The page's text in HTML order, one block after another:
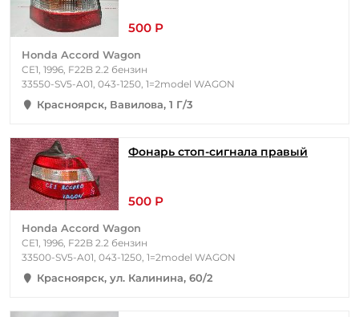
500 Р
Honda Accord Wagon
CE1, 1996, F22B 2.2 бензин
33550-SV5-A01, 043-1250, 1=2model WAGON
Красноярск, Вавилова, 1 Г/3
Фонарь стоп-сигнала правый
500 Р
Honda Accord Wagon
CE1, 1996, F22B 2.2 бензин
33500-SV5-A01, 043-1250, 1=2model WAGON
Красноярск, ул. Калинина, 60/2